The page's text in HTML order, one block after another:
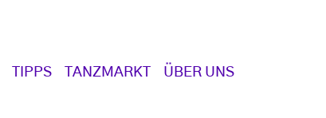
TIPPS TANZMARKT ÜBER UNS